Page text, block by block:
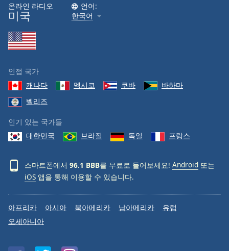
온라인 라디오
미국
언어:
한국어
인접 국가
캐나다
멕시코 쿠바
바하마
벨리즈
인기 있는 국가들
대한민국
브라질 독일 프랑스
스마트폰에서 96.1 BBB를 무료로 들어보세요! Android 또는
iOS 앱을 통해 이용할 수 있습니다.
아프리카 아시아 북아메리카 남아메리카
유럽
오세아니아